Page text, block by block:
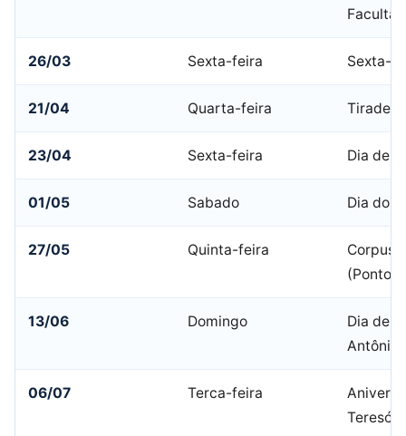
26/03 Sexta-feira Sexta-
21/04 Quarta-feira
23/04 Sexta-feira Dia de
01/05 Sabado Dia do
27/05 Quinta-feira
Corpus
(Ponto
13/06 Domingo
Dia de
Antônio
06/07 Terca-feira